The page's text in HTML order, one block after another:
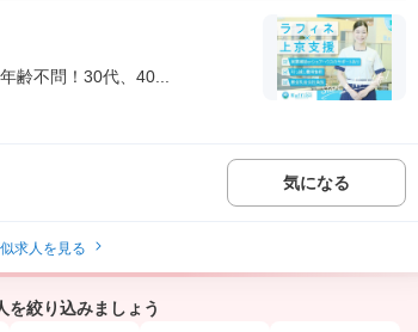
齢不問！30代、40...
気になる
求人を見る
を絞り込みましょう